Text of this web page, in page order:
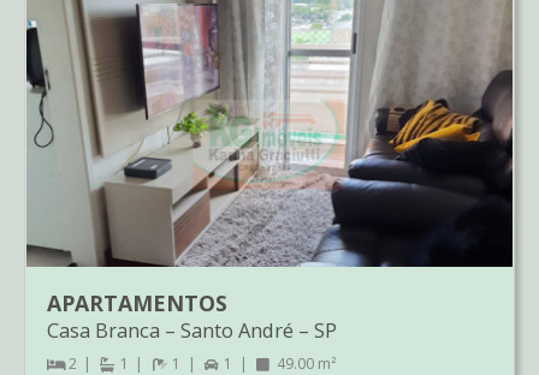
APARTAMENTOS
Casa Branca – Santo André – SP
2 1 1 1 49.00 m²